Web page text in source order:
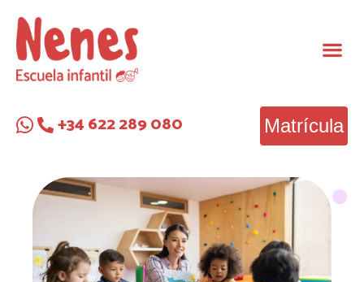
+34 622 289 080 Matrícula